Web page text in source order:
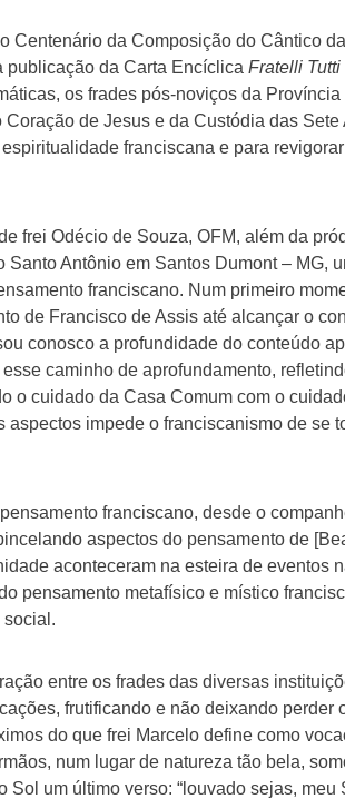
Centenário da Composição do Cântico
publicação da Carta Encíclica Fratelli Tutti
os frades pós-noviços da Província
de Jesus e da Custódia das
franciscana e para
frei Odécio de Souza, OFM, além da
Antônio em Santos Dumont – MG,
franciscano. Num primeiro
de Francisco de Assis até alcançar o
conosco a profundidade do conteúdo
caminho de aprofundamento,
cuidado da Casa Comum com o
impede o franciscanismo de se
franciscano, desde o
aspectos do pensamento de
aconteceram na esteira de eventos
pensamento metafísico e místico
social.
entre os frades das diversas
frutificando e não deixando perder
do que frei Marcelo define como
num lugar de natureza tão bela,
um último verso: “louvado sejas, meu